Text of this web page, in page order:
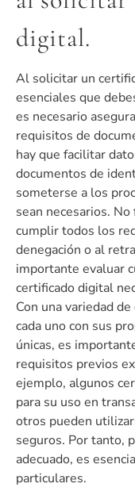
digital.
Al solicitar un
esenciales que
es necesario
requisitos de
hay que facilitar
documentos de
someterse a los
sean necesarios.
cumplir todos los
denegación o al
importante evaluar
certificado digital
Con una variedad
cada uno con sus
únicas, es
requisitos previos
ejemplo, algunos
para su uso en
otros pueden
seguros. Por tanto,
adecuado, es
particulares.